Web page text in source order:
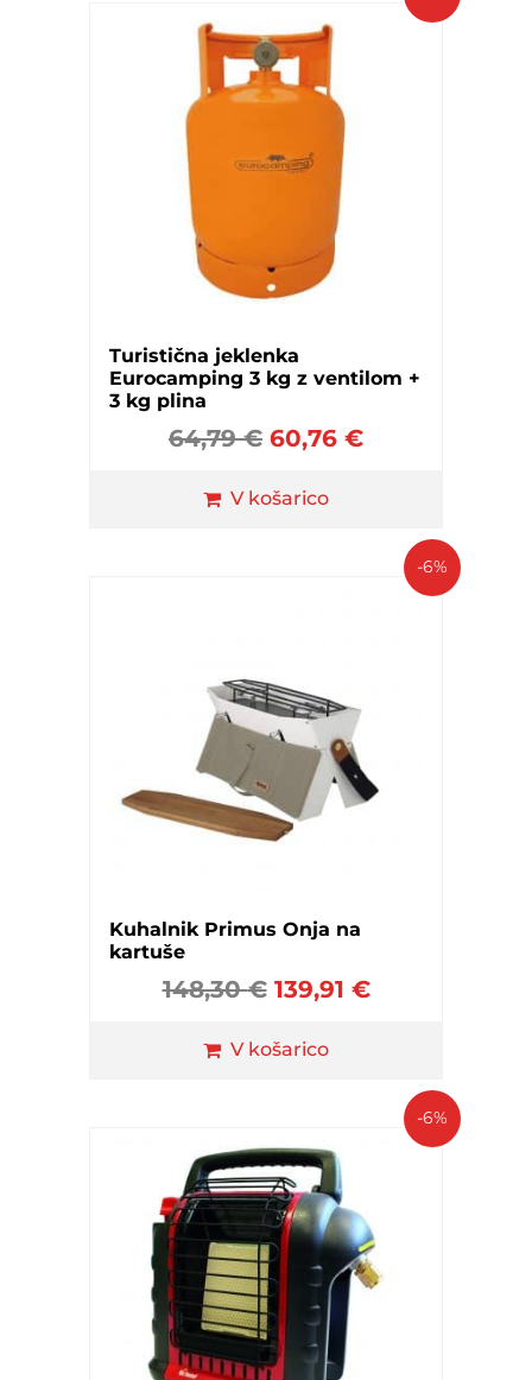
Turistična jeklenka
Eurocamping 3 kg z ventilom +
3 kg plina
64,79€60,76€
V košarico
-6%
Kuhalnik Primus Onja na
kartuše
148,30€ 139,91 €
V košarico
-6%